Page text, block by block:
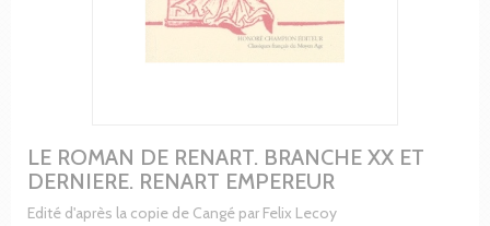
LE ROMAN DE RENART. BRANCHE XX ET
DERNIERE. RENART EMPEREUR
Edité d'après la copie de Cangé par Felix Lecoy